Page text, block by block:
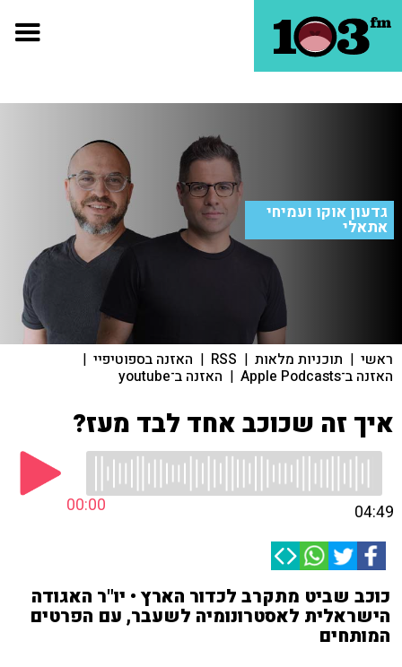
גדעון אוקו ועמיחי
אתאלי
ראשי | תוכניות מלאות |
RSS
| האזנה בספוטיפיי |
האזנה ב־Apple Podcasts | האזנה ב־youtube
איך זה שכוכב אחד לבד מעז?
00:00 04:49
כוכב שביט מתקרב לכדור הארץ • יו"ר האגודה
הישראלית לאסטרונומיה לשעבר, עם הפרטים
המותחים